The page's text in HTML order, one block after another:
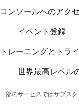
コンソールへのアク
イベント登録
トレーニングとトラ
世界最高レベル
一部のサービスではサブスク